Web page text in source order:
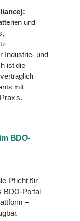
und
Industrie- und
ist die
mit
BDO-
Pflicht für
BDO-Portal
–